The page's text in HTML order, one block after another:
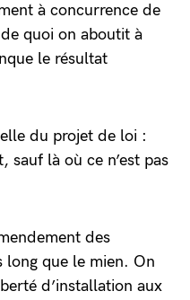
à concurrence de
quoi on aboutit à
le résultat
du projet de loi :
sauf là où ce n’est pas
des
que le mien. On
d’installation aux